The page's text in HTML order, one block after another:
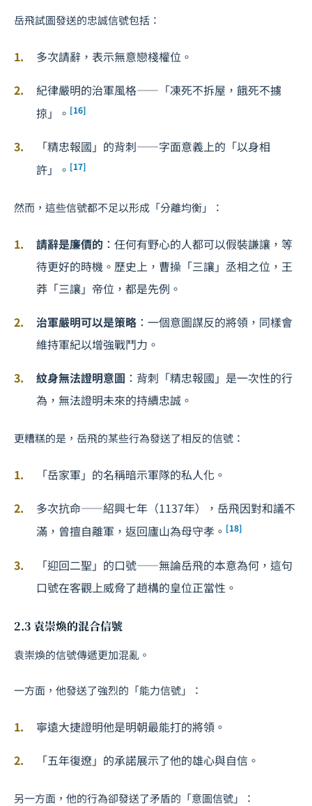
岳飛試圖發送的忠誠信號包括：
多次請辭，表示無意戀棧權位。
紀律嚴明的治軍風格——「凍死不拆屋，餓死不擄
掠」。 [16]
「精忠報國」的背刺——字面意義上的「以身相
許」。 [17]
然而，這些信號都不足以形成「分離均衡」：
請辭是廉價的 ：任何有野心的人都可以假裝謙讓，等
待更好的時機。歷史上，曹操「三讓」丞相之位，王
莽「三讓」帝位，都是先例。
治軍嚴明可以是策略 ：一個意圖謀反的將領，同樣會
維持軍紀以增強戰鬥力。
紋身無法證明意圖 ：背刺「精忠報國」是一次性的行
為，無法證明未來的持續忠誠。
更糟糕的是，岳飛的某些行為發送了相反的信號：
「岳家軍」的名稱暗示軍隊的私人化。
多次抗命——紹興七年（1137年），岳飛因對和議不
滿，曾擅自離軍，返回廬山為母守孝。 [18]
「迎回二聖」的口號——無論岳飛的本意為何，這句
口號在客觀上威脅了趙構的皇位正當性。
2.3 袁崇煥的混合信號
袁崇煥的信號傳遞更加混亂。
一方面，他發送了強烈的「能力信號」：
寧遠大捷證明他是明朝最能打的將領。
「五年復遼」的承諾展示了他的雄心與自信。
另一方面，他的行為卻發送了矛盾的「意圖信號」：